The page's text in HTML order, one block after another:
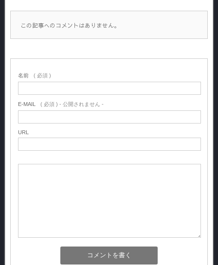
この記事へのコメントはありません。
名前 ( 必須 )
E-MAIL ( 必須 ) - 公開されません -
URL